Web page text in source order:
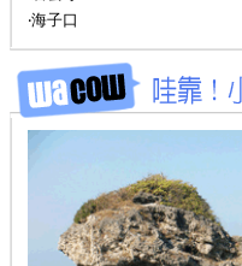
‧海子口